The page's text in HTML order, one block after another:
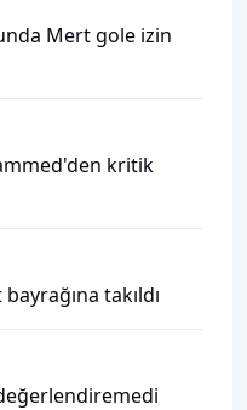
Mert gole izin
kritik
takıldı